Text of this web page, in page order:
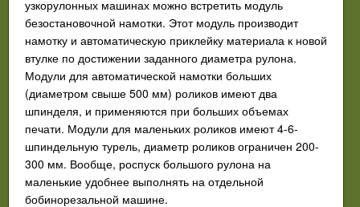
узкорулонных машинах можно встретить модуль
безостановочной намотки. Этот модуль производит
намотку и автоматическую приклейку материала к новой
втулке по достижении заданного диаметра рулона.
Модули для автоматической намотки больших
(диаметром свыше 500 мм) роликов имеют два
шпинделя, и применяются при больших объемах
печати. Модули для маленьких роликов имеют 4-6-
шпиндельную турель, диаметр роликов ограничен 200-
300 мм. Вообще, роспуск большого рулона на
маленькие удобнее выполнять на отдельной
бобинорезальной машине.